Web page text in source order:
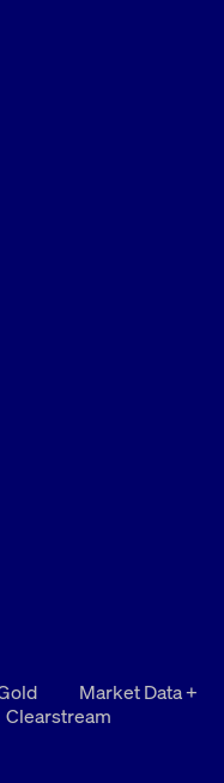
Market Data +
Clearstream